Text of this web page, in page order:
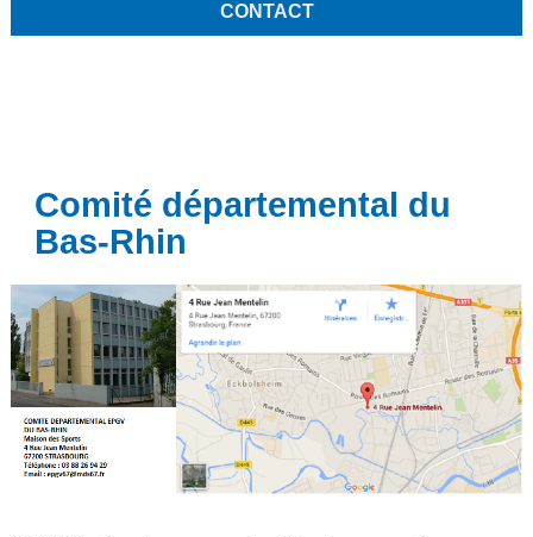
CONTACT
Comité départemental du
Bas-Rhin